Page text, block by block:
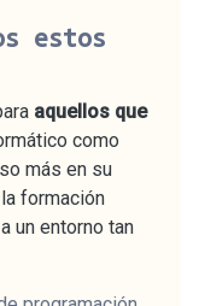
estos
aquellos que
como
más en su
formación
un entorno tan